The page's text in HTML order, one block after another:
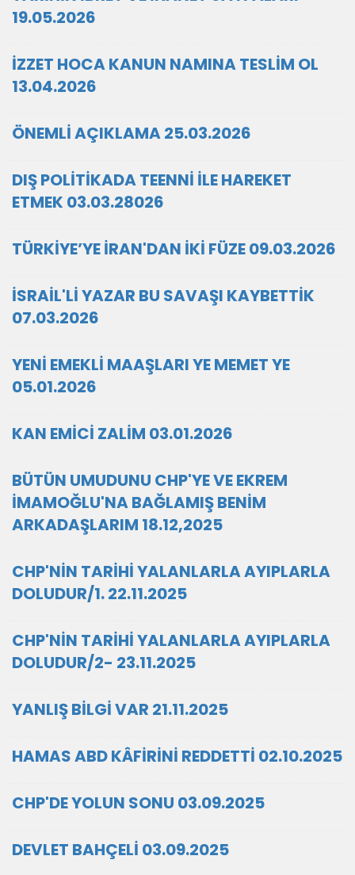
19.05.2026
İZZET HOCA KANUN NAMINA TESLİM OL
13.04.2026
ÖNEMLİ AÇIKLAMA 25.03.2026
DIŞ POLİTİKADA TEENNİ İLE HAREKET
ETMEK 03.03.28026
TÜRKİYE’YE İRAN'DAN İKİ FÜZE 09.03.2026
İSRAİL'Lİ YAZAR BU SAVAŞI KAYBETTİK
07.03.2026
YENİ EMEKLİ MAAŞLARI YE MEMET YE
05.01.2026
KAN EMİCİ ZALİM 03.01.2026
BÜTÜN UMUDUNU CHP'YE VE EKREM
İMAMOĞLU'NA BAĞLAMIŞ BENİM
ARKADAŞLARIM 18.12,2025
CHP'NİN TARİHİ YALANLARLA AYIPLARLA
DOLUDUR/1. 22.11.2025
CHP'NİN TARİHİ YALANLARLA AYIPLARLA
DOLUDUR/2- 23.11.2025
YANLIŞ BİLGİ VAR 21.11.2025
HAMAS ABD KÂFİRİNİ REDDETTİ 02.10.2025
CHP'DE YOLUN SONU 03.09.2025
DEVLET BAHÇELİ 03.09.2025